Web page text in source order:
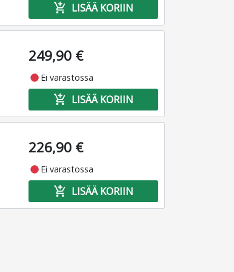
add_shopping_cart LISÄÄ KORIIN
249,90 €
fiber_manual_record Ei varastossa
add_shopping_cart LISÄÄ KORIIN
226,90 €
fiber_manual_record Ei varastossa
add_shopping_cart LISÄÄ KORIIN